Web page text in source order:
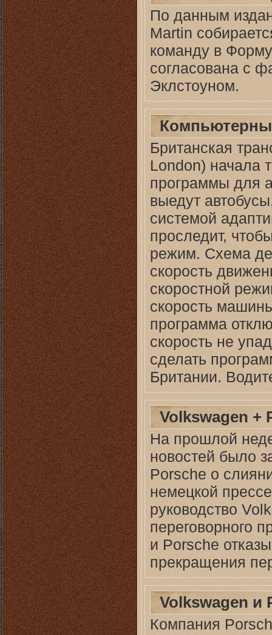
По данным
Martin
команду в
согласована с
Эклстоуном.
Британская
London) начала
программы для
выедут
системой
проследит,
режим. Схема
скорость
скоростной
скорость
программа
скорость не
сделать
Британии.
Volkswagen +
На прошлой
новостей было
Porsche о
немецкой
руководство
переговорного
и Porsche
прекращения
Volkswagen и
Компания